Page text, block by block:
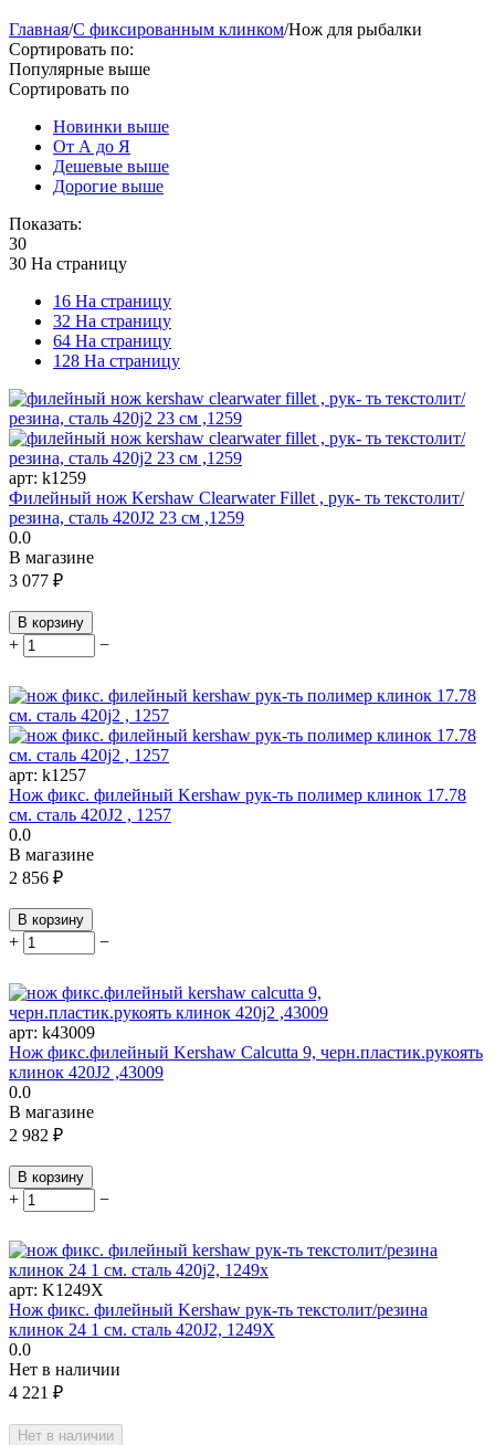
Главная/С фиксированным клинком/Нож для рыбалки
Сортировать по:
Популярные выше
Сортировать по
Новинки выше
От А до Я
Дешевые выше
Дорогие выше
Показать:
30
30 На страницу
16 На страницу
32 На страницу
64 На страницу
128 На страницу
арт: k1259
Филейный нож Kershaw Clearwater Fillet , рук- ть текстолит/
резина, сталь 420J2 23 см ,1259
0.0
В магазине
3 077 ₽
В корзину
+ −
арт: k1257
Нож фикс. филейный Kershaw рук-ть полимер клинок 17.78
см. сталь 420J2 , 1257
0.0
В магазине
2 856 ₽
В корзину
+ −
арт: k43009
Нож фикс.филейный Kershaw Calcutta 9, черн.пластик.рукоять
клинок 420J2 ,43009
0.0
В магазине
2 982 ₽
В корзину
+ −
арт: K1249X
Нож фикс. филейный Kershaw рук-ть текстолит/резина
клинок 24 1 см. сталь 420J2, 1249X
0.0
Нет в наличии
4 221 ₽
Нет в наличии